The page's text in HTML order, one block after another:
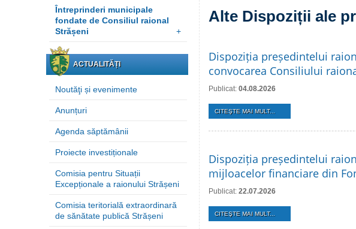
Întreprinderi municipale
fondate de Consiliul raional
Strășeni
+
ACTUALITĂȚI
Noutăţi și evenimente
Anunțuri
Agenda săptămânii
Proiecte investiționale
Comisia pentru Situații
Excepționale a raionului Strășeni
Comisia teritorială extraordinară
de sănătate publică Strășeni
Alte Dispoziții ale
Dispoziția președintelui
convocarea Consiliului
Publicat: 04.08.2026
CITEŞTE MAI MULT...
Dispoziția președintelui
mijloacelor financiare din
Publicat: 22.07.2026
CITEŞTE MAI MULT...